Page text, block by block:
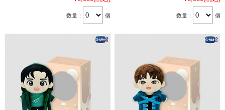
数量： 個 数量： 個